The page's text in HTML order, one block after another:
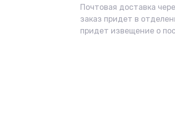
Почтовая доставка
заказ придет в
придет извещение о